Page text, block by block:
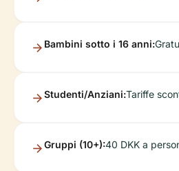
Bambini sotto i 16 anni:
Studenti/Anziani:Tariffe
Gruppi (10+):40 DKK a